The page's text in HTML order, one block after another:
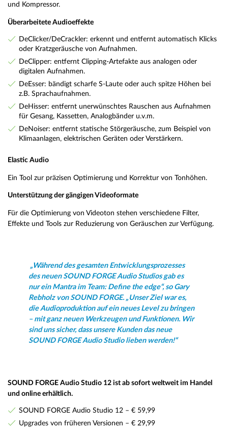
und Kompressor.
Überarbeitete Audioeffekte
DeClicker/DeCrackler: erkennt und entfernt automatisch Klicks
oder Kratzgeräusche von Aufnahmen.
DeClipper: entfernt Clipping-Artefakte aus analogen oder
digitalen Aufnahmen.
DeEsser: bändigt scharfe S-Laute oder auch spitze Höhen bei
z.B. Sprachaufnahmen.
DeHisser: entfernt unerwünschtes Rauschen aus Aufnahmen
für Gesang, Kassetten, Analogbänder u.v.m.
DeNoiser: entfernt statische Störgeräusche, zum Beispiel von
Klimaanlagen, elektrischen Geräten oder Verstärkern.
Elastic Audio
Ein Tool zur präzisen Optimierung und Korrektur von Tonhöhen.
Unterstützung der gängigen Videoformate
Für die Optimierung von Videoton stehen verschiedene Filter,
Effekte und Tools zur Reduzierung von Geräuschen zur Verfügung.
„Während des gesamten Entwicklungsprozesses
des neuen SOUND FORGE Audio Studios gab es
nur ein Mantra im Team: Define the edge“, so Gary
Rebholz von SOUND FORGE. „Unser Ziel war es,
die Audioproduktion auf ein neues Level zu bringen
– mit ganz neuen Werkzeugen und Funktionen. Wir
sind uns sicher, dass unsere Kunden das neue
SOUND FORGE Audio Studio lieben werden!“
SOUND FORGE Audio Studio 12 ist ab sofort weltweit im Handel
und online erhältlich.
SOUND FORGE Audio Studio 12 – € 59,99
Upgrades von früheren Versionen – € 29,99